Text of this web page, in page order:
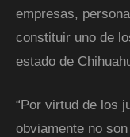
empresas,
constituir uno de
estado de
“Por virtud de los
obviamente no